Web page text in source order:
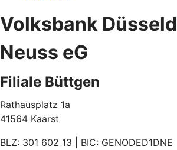
Volksbank
Neuss eG
Filiale Büttgen
Rathausplatz 1a
41564 Kaarst
BLZ: 301 602 13 | BIC: GENODED1DNE